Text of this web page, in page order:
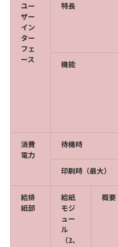
ユー
ザー
イン
ター
フェ
ース
特長
機能
消費
電力
待機時
印刷時（最大）
給排
紙部
給紙
モジ
ュー
ル
（2、
概要